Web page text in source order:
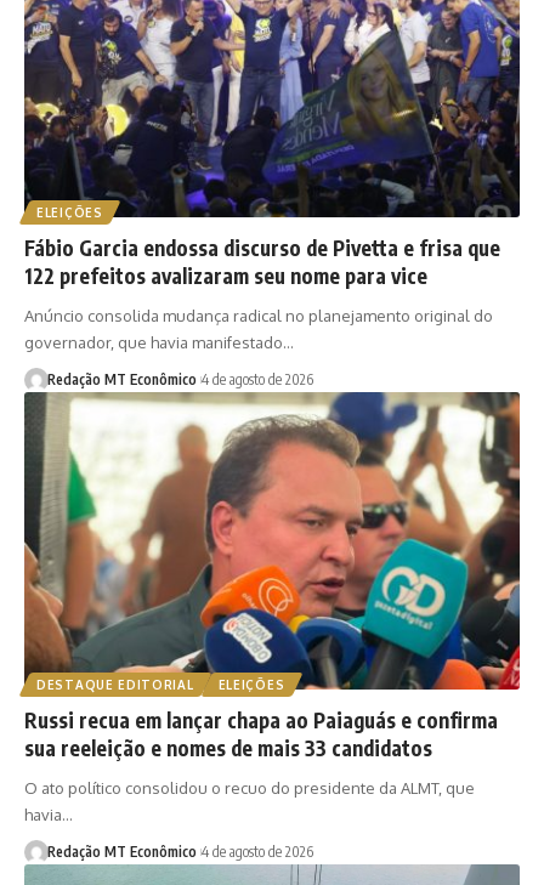
ELEIÇÕES
Fábio Garcia endossa discurso de Pivetta e frisa que
122 prefeitos avalizaram seu nome para vice
Anúncio consolida mudança radical no planejamento original do
governador, que havia manifestado…
Redação MT Econômico 4 de agosto de 2026
DESTAQUE EDITORIAL ELEIÇÕES
Russi recua em lançar chapa ao Paiaguás e confirma
sua reeleição e nomes de mais 33 candidatos
O ato político consolidou o recuo do presidente da ALMT, que
havia…
Redação MT Econômico 4 de agosto de 2026